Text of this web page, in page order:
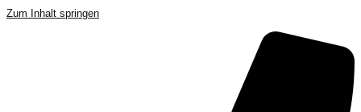
Zum Inhalt springen